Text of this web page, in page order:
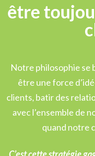
être
Notre philosophie se
être une force
clients, batir des
avec l’ensemble de
quand notre